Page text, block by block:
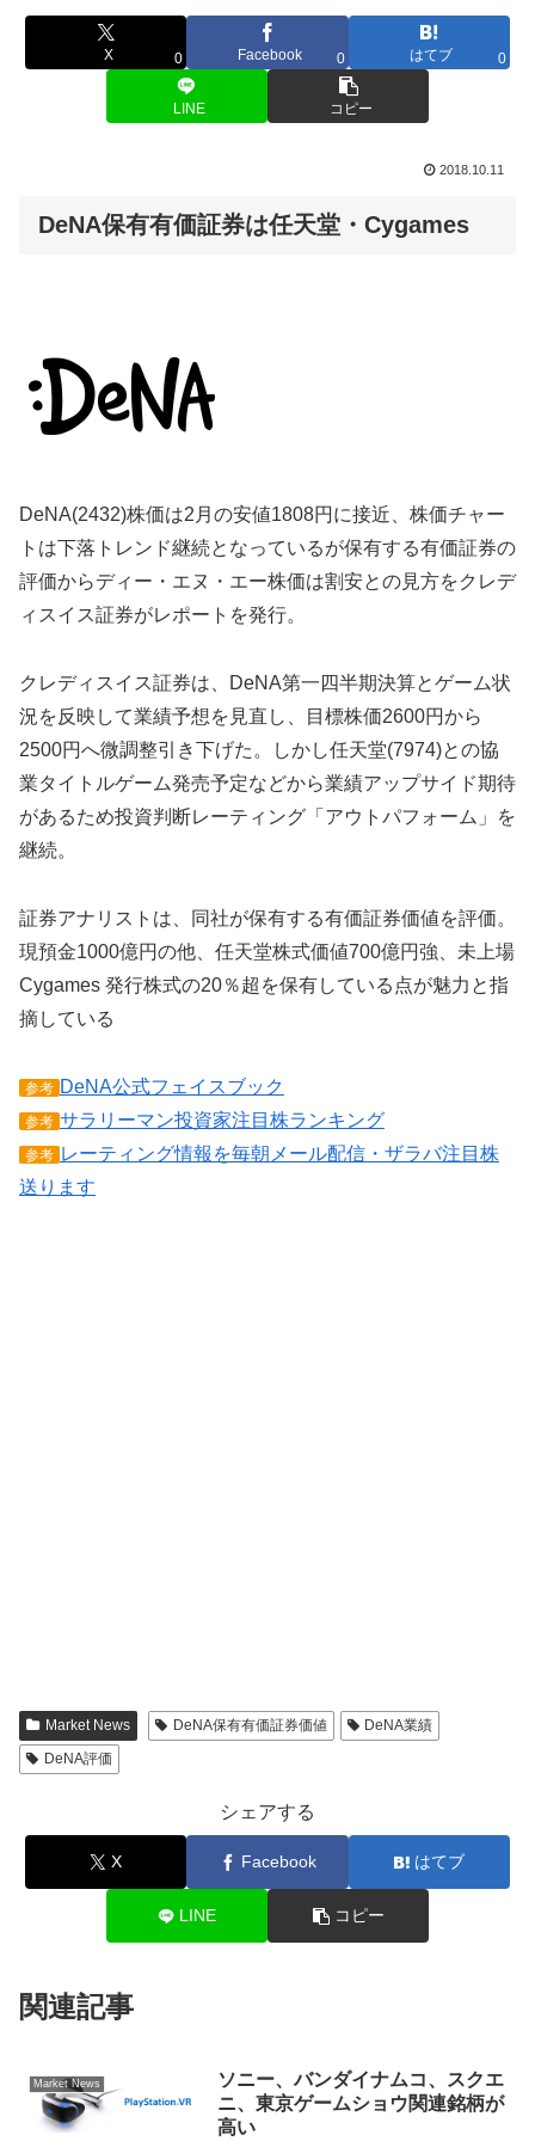
X 0 Facebook 0 はてブ 0
LINE コピー
2018.10.11
DeNA保有有価証券は任天堂・Cygames
DeNA(2432)株価は2月の安値1808円に接近、株価チャー
トは下落トレンド継続となっているが保有する有価証券の
評価からディー・エヌ・エー株価は割安との見方をクレデ
ィスイス証券がレポートを発行。
クレディスイス証券は、DeNA第一四半期決算とゲーム状
況を反映して業績予想を見直し、目標株価2600円から
2500円へ微調整引き下げた。しかし任天堂(7974)との協
業タイトルゲーム発売予定などから業績アップサイド期待
があるため投資判断レーティング「アウトパフォーム」を
継続。
証券アナリストは、同社が保有する有価証券価値を評価。
現預金1000億円の他、任天堂株式価値700億円強、未上場
Cygames 発行株式の20％超を保有している点が魅力と指
摘している
参考 DeNA公式フェイスブック
参考 サラリーマン投資家注目株ランキング
参考 レーティング情報を毎朝メール配信・ザラバ注目株
送ります
Market News DeNA保有有価証券価値
DeNA業績
DeNA評価
シェアする
X Facebook はてブ
LINE コピー
関連記事
Market News
ソニー、バンダイナムコ、スクエ
ニ、東京ゲームショウ関連銘柄が
高い